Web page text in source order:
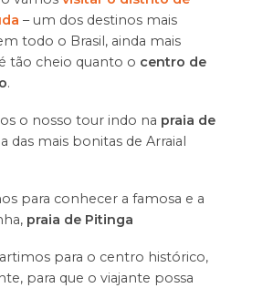
– um dos destinos mais
todo o Brasil, ainda mais
tão cheio quanto o centro de
.
o nosso tour indo na praia de
das mais bonitas de Arraial
para conhecer a famosa e a
praia de Pitinga
para o centro histórico,
para que o viajante possa